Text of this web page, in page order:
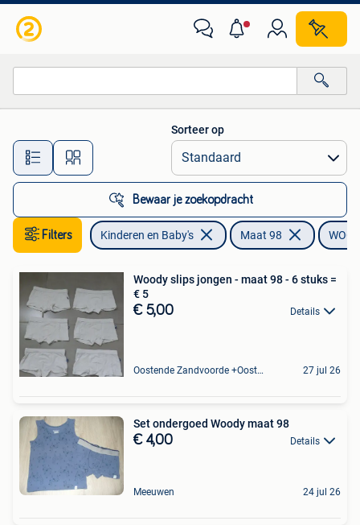
Alle afstanden…
Sorteer op
Bewaar je zoekopdracht
Filters Kinderen en Baby's Maat 98
Woody slips jongen - maat 98 - 6 stuks =
€ 5
€ 5,00 Details
Oostende Zandvoorde +Oostende 27 jul 26
Set ondergoed Woody maat 98
€ 4,00 Details
Meeuwen 24 jul 26